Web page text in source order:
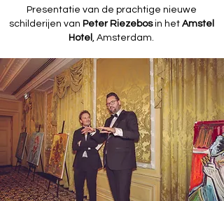
Presentatie van de prachtige nieuwe
schilderijen van Peter Riezebosin het Amstel
Hotel , Amsterdam.